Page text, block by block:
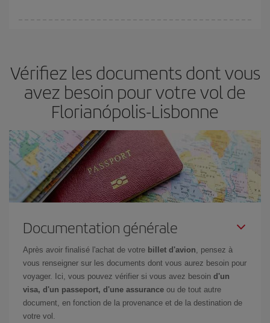
Vérifiez les documents dont vous
avez besoin pour votre vol de
Florianópolis-Lisbonne
Documentation générale
Après avoir finalisé l'achat de votre billet d'avion, pensez à
vous renseigner sur les documents dont vous aurez besoin pour
voyager. Ici, vous pouvez vérifier si vous avez besoin d'un
visa, d'un passeport, d'une assurance ou de tout autre
document, en fonction de la provenance et de la destination de
votre vol.